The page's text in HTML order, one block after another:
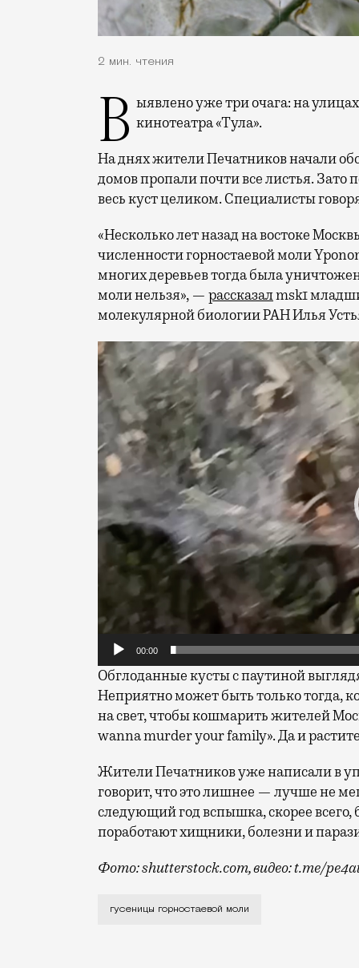
2 мин. чтения
Выявлено уже три очага: на улицах Полбина, Кухмистерова и Гурьянова, возле кинотеатра «Тула».
На днях жители Печатников начали
домов пропали почти все листья. Зато
весь куст целиком. Специалисты
«Несколько лет назад на востоке
численности горностаевой моли
многих деревьев тогда была
моли нельзя», — рассказалmsk1
молекулярной биологии РАН Илья
Видеоплеер
00:00
Обглоданные кусты с паутиной
Неприятно может быть только тогда,
на свет, чтобы кошмарить жителей
wanna murder your family». Да и
Жители Печатников уже написали в
говорит, что это лишнее — лучше не
следующий год вспышка, скорее всего,
поработают хищники, болезни и
Фото: shutterstock.com, видео: t.me/
Выявлено уже три очага: на улицах
гусеницы горностаевой моли